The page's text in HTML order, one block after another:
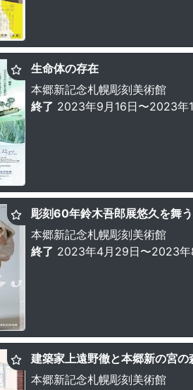
生命体の存在
本郷新記念札幌彫刻美術館
終了 2023年9月16日〜2023年
彫刻60年鈴木吾郎展悠久を舞う
本郷新記念札幌彫刻美術館
終了 2023年4月29日〜2023年
建築家上遠野徹と本郷新の宮の
本郷新記念札幌彫刻美術館